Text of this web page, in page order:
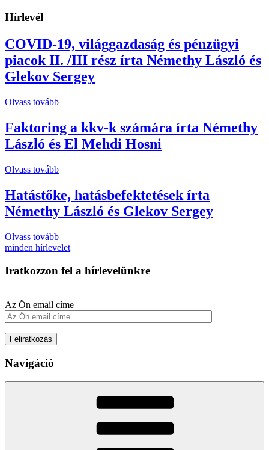
Hírlevél
COVID-19, világgazdaság és pénzügyi
piacok II. /III rész írta Némethy László és
Glekov Sergey
Olvass tovább
Faktoring a kkv-k számára írta Némethy
László és El Mehdi Hosni
Olvass tovább
Hatástőke, hatásbefektetések írta
Némethy László és Glekov Sergey
Olvass tovább
minden hírlevelet
Iratkozzon fel a hírlevelünkre
Az Ön email címe
Navigáció